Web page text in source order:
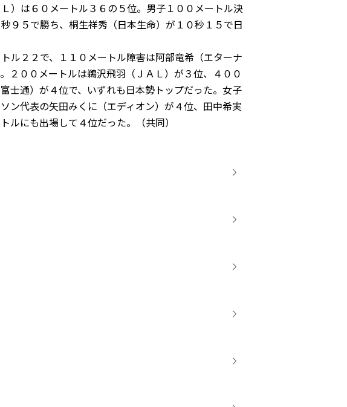
）は６０メートル３６の５位。男子１００メートル決
９５で勝ち、桐生祥秀（日本生命）が１０秒１５で日
ル２２で、１１０メートル障害は阿部竜希（エターナ
２００メートルは鵜沢飛羽（ＪＡＬ）が３位、４００
士通）が４位で、いずれも日本勢トップだった。女子
ン代表の矢田みくに（エディオン）が４位、田中希実
ルにも出場して４位だった。（共同）